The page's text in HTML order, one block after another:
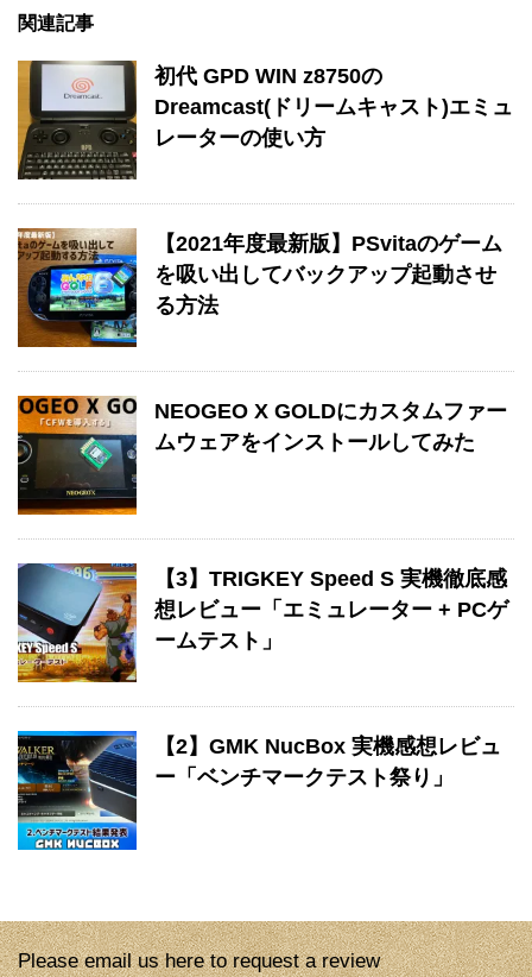
関連記事
初代 GPD WIN z8750の
Dreamcast(ドリームキャスト)エミュ
レーターの使い方
【2021年度最新版】PSvitaのゲーム
を吸い出してバックアップ起動させ
る方法
NEOGEO X GOLDにカスタムファー
ムウェアをインストールしてみた
【3】TRIGKEY Speed S 実機徹底感
想レビュー「エミュレーター + PCゲ
ームテスト」
【2】GMK NucBox 実機感想レビュ
ー「ベンチマークテスト祭り」
Please email us here to request a review